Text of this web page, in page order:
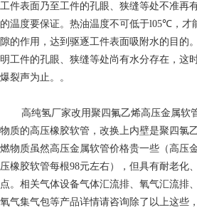
工件表面乃至工件的孔眼、狭缝等处不准再
的温度要保证。热油温度不可低于l05℃，才
隙的作用，达到驱逐工件表面吸附水的目的
明工件的孔眼、狭缝等处尚有水分存在，这
爆裂声为止。。
高纯氢厂家改用聚四氟乙烯高压金属软
物质的高压橡胶软管，改换上内壁是聚四氯
燃物质虽然高压金属软管价格贵一些（高压
压橡胶软管每根98元左右），但具有耐老化
点。相关气体设备气体汇流排、氧气汇流排
氧气集气包等产品详情请咨询除了以上这些